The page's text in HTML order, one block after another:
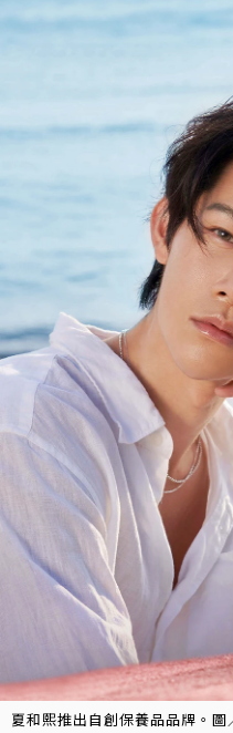
夏和熙推出自創保養品品牌。圖